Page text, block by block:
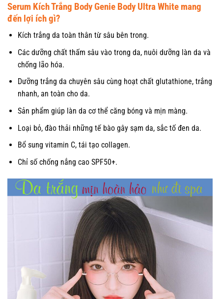
Serum Kích Trắng Body Genie Body Ultra White mang
đến lợi ích gì?
Kích trắng da toàn thân từ sâu bên trong.
Các dưỡng chất thấm sâu vào trong da, nuôi dưỡng làn da và
chống lão hóa.
Dưỡng trắng da chuyên sâu cùng hoạt chất glutathione, trắng
nhanh, an toàn cho da.
Sản phẩm giúp làn da cơ thể căng bóng và mịn màng.
Loại bỏ, đào thải những tế bào gây sạm da, sắc tố đen da.
Bổ sung vitamin C, tái tạo collagen.
Chỉ số chống nắng cao SPF50+.